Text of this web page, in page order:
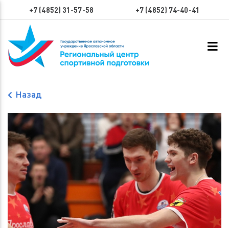
+7 (4852) 31-57-58 +7 (4852) 74-40-41
Назад